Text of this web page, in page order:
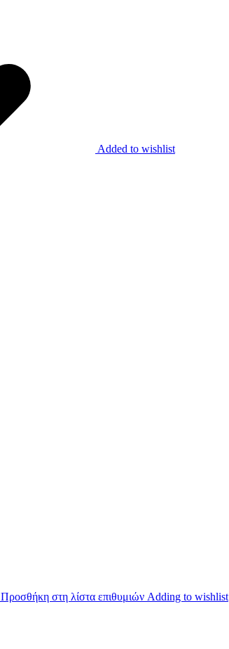
Added to wishlist
Προσθήκη στη λίστα επιθυμιών Adding to wishlist